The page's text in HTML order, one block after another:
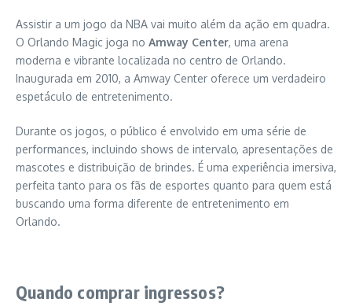
Assistir a um jogo da NBA vai muito além da ação em quadra.
O Orlando Magic joga no Amway Center, uma arena
moderna e vibrante localizada no centro de Orlando.
Inaugurada em 2010, a Amway Center oferece um verdadeiro
espetáculo de entretenimento.
Durante os jogos, o público é envolvido em uma série de
performances, incluindo shows de intervalo, apresentações de
mascotes e distribuição de brindes. É uma experiência imersiva,
perfeita tanto para os fãs de esportes quanto para quem está
buscando uma forma diferente de entretenimento em
Orlando.
Quando comprar ingressos?